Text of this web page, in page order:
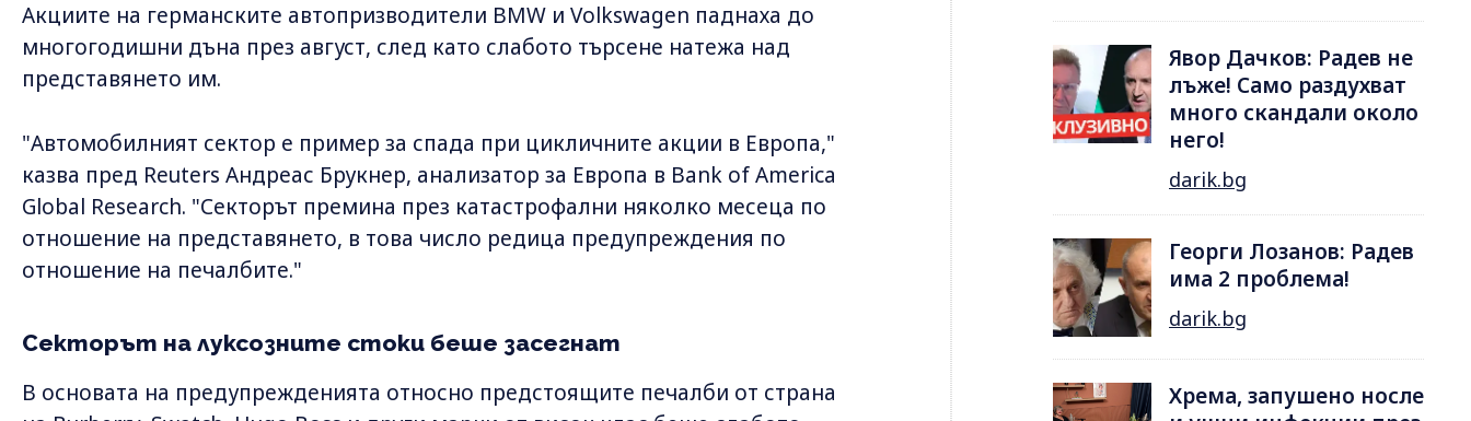
Акциите на германските автопризводители BMW и Volkswagen паднаха до
многогодишни дъна през август, след като слабото търсене натежа над
представянето им.
"Автомобилният сектор е пример за спада при цикличните акции в Европа,"
казва пред Reuters Андреас Брукнер, анализатор за Европа в Bank of America
Global Research. "Секторът премина през катастрофални няколко месеца по
отношение на представянето, в това число редица предупреждения по
отношение на печалбите."
Секторът на луксозните стоки беше засегнат
В основата на предупрежденията относно предстоящите печалби от страна
Явор Дачков: Радев не
лъже! Само раздухват
много скандали около
него!
darik.bg
Георги Лозанов: Радев
има 2 проблема!
darik.bg
Хрема, запушено носле